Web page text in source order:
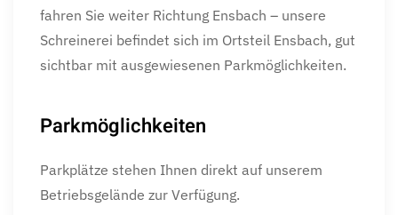
fahren Sie weiter Richtung Ensbach – unsere
Schreinerei befindet sich im Ortsteil Ensbach, gut
sichtbar mit ausgewiesenen Parkmöglichkeiten.
Parkmöglichkeiten
Parkplätze stehen Ihnen direkt auf unserem
Betriebsgelände zur Verfügung.